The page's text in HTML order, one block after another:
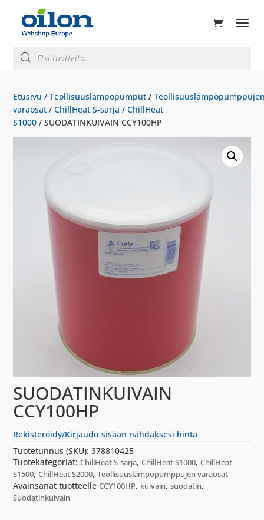
search
Etusivu /Teollisuuslämpöpumput /
varaosat /ChillHeat S-sarja /ChillHeat
S1000 / SUODATINKUIVAIN CCY100HP
SUODATINKUIVAIN
CCY100HP
Rekisteröidy/Kirjaudu sisään nähdäksesi hinta
Tuotetunnus (SKU):378810425
Tuotekategoriat:ChillHeat S-sarja,ChillHeat S1000,ChillHeat
S1500,ChillHeat S2000,Teollisuuslämpöpumppujen varaosat
Avainsanat tuotteelleCCY100HP, kuivain,suodatin,
Suodatinkuivain